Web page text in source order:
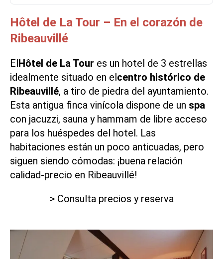
Hôtel de La Tour – En el corazón de
Ribeauvillé
ElHôtel de La Tour es un hotel de 3 estrellas
idealmente situado en elcentro histórico de
Ribeauvillé, a tiro de piedra del ayuntamiento.
Esta antigua finca vinícola dispone de un spa
con jacuzzi, sauna y hammam de libre acceso
para los huéspedes del hotel. Las
habitaciones están un poco anticuadas, pero
siguen siendo cómodas: ¡buena relación
calidad-precio en Ribeauvillé!
> Consulta precios y reserva